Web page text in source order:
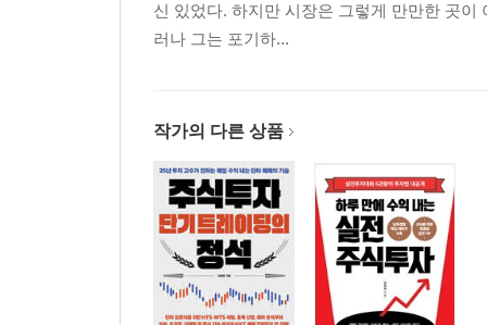
신 있었다. 하지만 시장은 그렇게 만만한 곳
러나 그는 포기하...
작가의 다른 상품